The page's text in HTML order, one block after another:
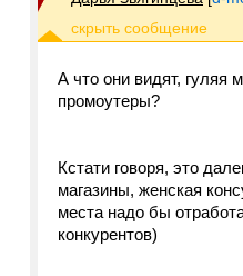
А что они видят,
промоутеры?
Кстати говоря, это
магазины, женская
места надо бы
конкурентов)